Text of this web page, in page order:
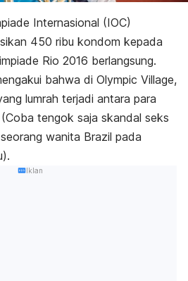
Internasional (IOC)
450 ribu kondom kepada
Rio 2016 berlangsung.
bahwa di Olympic Village,
lumrah terjadi antara para
tengok saja skandal seks
wanita Brazil pada
Iklan